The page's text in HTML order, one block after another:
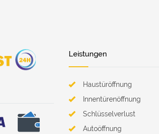
Leistungen
Haustüröffnung
Innentürenöffnung
Schlüsselverlust
Autoöffnung